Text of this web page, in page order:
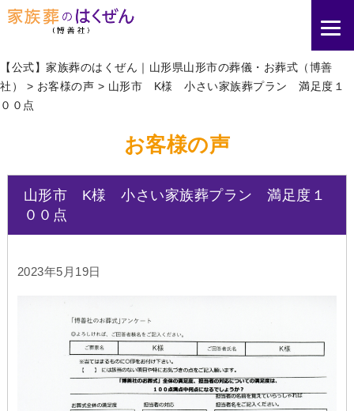
【公式】家族葬のはくぜん｜山形県山形市の葬儀・お葬式（博善
社）
> お客様の声 > 山形市 K様 小さい家族葬プラン 満足度１
００点
お客様の声
山形市 K様 小さい家族葬プラン 満足度１
００点
2023年5月19日